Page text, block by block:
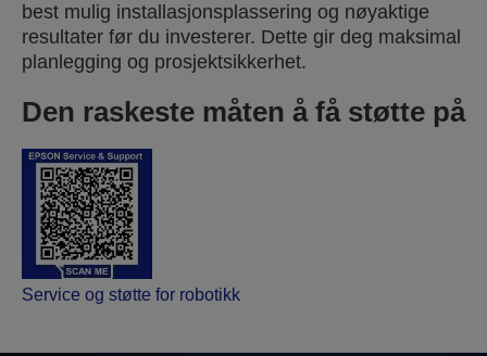
best mulig installasjonsplassering og nøyaktige
resultater før du investerer. Dette gir deg maksimal
planlegging og prosjektsikkerhet.
Den raskeste måten å få støtte på
Service og støtte for robotikk